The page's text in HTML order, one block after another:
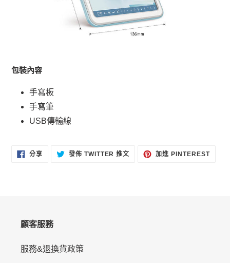
包裝內容
手寫板
手寫筆
USB傳輸線
分享分
發佈 TWITTER 推文
TWITTER
加進 PINTEREST加
顧客服務
服務&退換貨政策